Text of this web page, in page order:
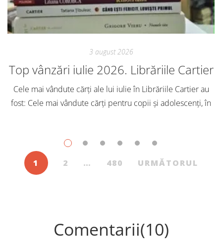
3 august 2026
Top vânzări iulie 2026. Librăriile Cartier
Cele mai vândute cărți ale lui iulie în Librăriile Cartier au
fost: Cele mai vândute cărți pentru copii și adolescenți, în
1 2 … 480 URMĂTORUL
Comentarii(10)